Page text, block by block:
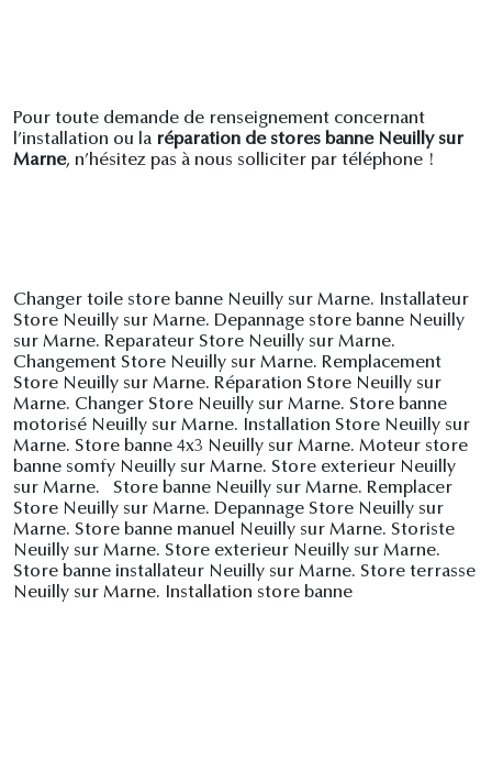
Pour toute demande de renseignement concernant
l’installation ou la réparation de stores banne Neuilly sur
Marne, n’hésitez pas à nous solliciter par téléphone !
Changer toile store banne Neuilly sur Marne. Installateur
Store Neuilly sur Marne. Depannage store banne Neuilly
sur Marne. Reparateur Store Neuilly sur Marne.
Changement Store Neuilly sur Marne. Remplacement
Store Neuilly sur Marne. Réparation Store Neuilly sur
Marne. Changer Store Neuilly sur Marne. Store banne
motorisé Neuilly sur Marne. Installation Store Neuilly sur
Marne. Store banne 4x3 Neuilly sur Marne. Moteur store
banne somfy Neuilly sur Marne. Store exterieur Neuilly
sur Marne. Store banne Neuilly sur Marne. Remplacer
Store Neuilly sur Marne. Depannage Store Neuilly sur
Marne. Store banne manuel Neuilly sur Marne. Storiste
Neuilly sur Marne. Store exterieur Neuilly sur Marne.
Store banne installateur Neuilly sur Marne. Store terrasse
Neuilly sur Marne. Installation store banne